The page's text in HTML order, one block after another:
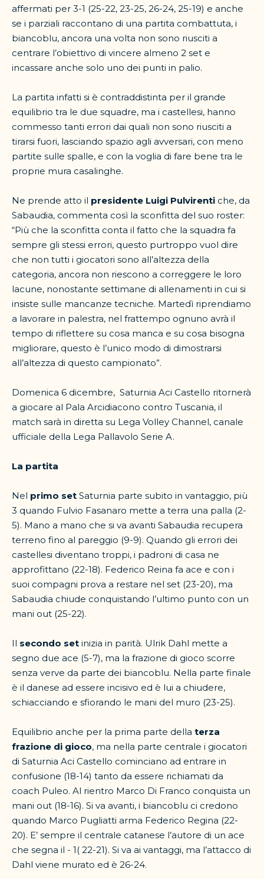
affermati per 3-1 (25-22, 23-25, 26-24, 25-19) e anche
se i parziali raccontano di una partita combattuta, i
biancoblu, ancora una volta non sono riusciti a
centrare l’obiettivo di vincere almeno 2 set e
incassare anche solo uno dei punti in palio.
La partita infatti si è contraddistinta per il grande
equilibrio tra le due squadre, ma i castellesi, hanno
commesso tanti errori dai quali non sono riusciti a
tirarsi fuori, lasciando spazio agli avversari, con meno
partite sulle spalle, e con la voglia di fare bene tra le
proprie mura casalinghe.
Ne prende atto il presidente Luigi Pulvirenti che, da
Sabaudia, commenta così la sconfitta del suo roster:
“Più che la sconfitta conta il fatto che la squadra fa
sempre gli stessi errori, questo purtroppo vuol dire
che non tutti i giocatori sono all’altezza della
categoria, ancora non riescono a correggere le loro
lacune, nonostante settimane di allenamenti in cui si
insiste sulle mancanze tecniche. Martedì riprendiamo
a lavorare in palestra, nel frattempo ognuno avrà il
tempo di riflettere su cosa manca e su cosa bisogna
migliorare, questo è l’unico modo di dimostrarsi
all’altezza di questo campionato”.
Domenica 6 dicembre, Saturnia Aci Castello ritornerà
a giocare al Pala Arcidiacono contro Tuscania, il
match sarà in diretta su Lega Volley Channel, canale
ufficiale della Lega Pallavolo Serie A.
La partita
Nel primo set Saturnia parte subito in vantaggio, più
3 quando Fulvio Fasanaro mette a terra una palla (2-
5). Mano a mano che si va avanti Sabaudia recupera
terreno fino al pareggio (9-9). Quando gli errori dei
castellesi diventano troppi, i padroni di casa ne
approfittano (22-18). Federico Reina fa ace e con i
suoi compagni prova a restare nel set (23-20), ma
Sabaudia chiude conquistando l’ultimo punto con un
mani out (25-22).
Il secondo set inizia in parità. Ulrik Dahl mette a
segno due ace (5-7), ma la frazione di gioco scorre
senza verve da parte dei biancoblu. Nella parte finale
è il danese ad essere incisivo ed è lui a chiudere,
schiacciando e sfiorando le mani del muro (23-25).
Equilibrio anche per la prima parte della terza
frazione di gioco, ma nella parte centrale i giocatori
di Saturnia Aci Castello cominciano ad entrare in
confusione (18-14) tanto da essere richiamati da
coach Puleo. Al rientro Marco Di Franco conquista un
mani out (18-16). Si va avanti, i biancoblu ci credono
quando Marco Pugliatti arma Federico Regina (22-
20). E’ sempre il centrale catanese l’autore di un ace
che segna il - 1( 22-21). Si va ai vantaggi, ma l’attacco di
Dahl viene murato ed è 26-24.